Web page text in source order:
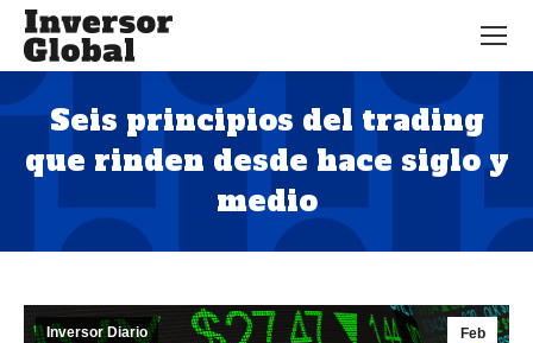
Seis principios del trading
que rinden desde hace siglo y
medio
Estás aquí:
Feb
Inversor Diario